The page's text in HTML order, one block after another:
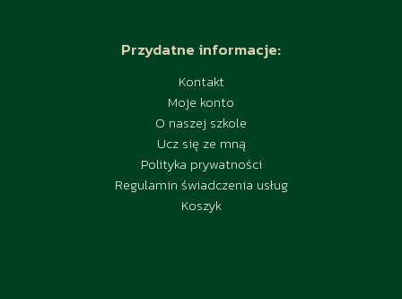
Przydatne informacje:
Kontakt
Moje konto
O naszej szkole
Ucz się ze mną
Polityka prywatności
Regulamin świadczenia usług
Koszyk